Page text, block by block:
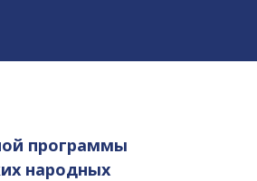
программы
народных